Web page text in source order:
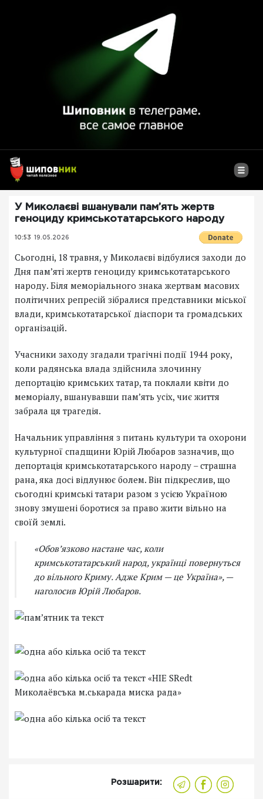
У Миколаєві вшанували пам’ять жертв
геноциду кримськотатарського народу
10:53 19.05.2026
Сьогодні, 18 травня, у Миколаєві відбулися заходи до
Дня пам’яті жертв геноциду кримськотатарського
народу. Біля меморіального знака жертвам масових
політичних репресій зібралися представники міської
влади, кримськотатарської діаспори та громадських
організацій.
Учасники заходу згадали трагічні події 1944 року,
коли радянська влада здійснила злочинну
депортацію кримських татар, та поклали квіти до
меморіалу, вшанувавши пам’ять усіх, чиє життя
забрала ця трагедія.
Начальник управління з питань культури та охорони
культурної спадщини Юрій Любаров зазначив, що
депортація кримськотатарського народу – страшна
рана, яка досі відлунює болем. Він підкреслив, що
сьогодні кримські татари разом з усією Україною
знову змушені боротися за право жити вільно на
своїй землі.
«Обов’язково настане час, коли
кримськотатарський народ, українці повернуться
до вільного Криму. Адже Крим — це Україна», —
наголосив Юрій Любаров.
Розшарити: